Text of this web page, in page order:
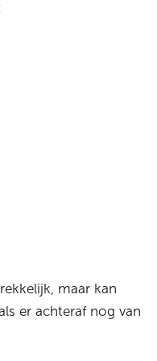
maar kan
er achteraf nog van